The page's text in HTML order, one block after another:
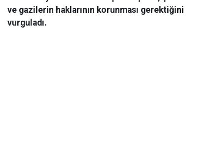
ve gazilerin haklarının korunması gerektiğini
vurguladı.